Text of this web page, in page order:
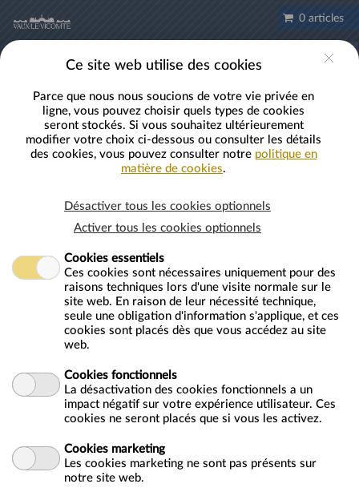
0 articles
Navette Melun-Vaux-le-Vicomte-Melun
Navette Melun-Vaux-le-Vicomte-Melun
Transport Aller/ Retour depuis la Gare de Melun jusqu'au château
. Ticket daté.
possiblesen semaine,
possiblesle weekend*
ALLER : Depuis la gare de Melun jusqu'à Vaux le Vicomte.
Départ de la gare de Melun : devant le café de la gare Avenue
Gallieni ->Arrivée : Vaux-le-Vicomte
10h55 ou 13h55
Horaires week-end* au choix :10h55 ou 11h55 ou 13h55
*et jour férié
Ce site web utilise des cookies
Parce que nous nous soucions de votre vie privée en
ligne, vous pouvez choisir quels types de cookies
seront stockés. Si vous souhaitez ultérieurement
modifier votre choix ci-dessous ou consulter les détails
des cookies, vous pouvez consulter notre politique en
matière de cookies.
Désactiver tous les cookies optionnels
Activer tous les cookies optionnels
Cookies essentiels
Ces cookies sont nécessaires uniquement pour des
raisons techniques lors d'une visite normale sur le
site web. En raison de leur nécessité technique,
seule une obligation d'information s'applique, et ces
cookies sont placés dès que vous accédez au site
web.
Cookies fonctionnels
La désactivation des cookies fonctionnels a un
impact négatif sur votre expérience utilisateur. Ces
cookies ne seront placés que si vous les activez.
Cookies marketing
Les cookies marketing ne sont pas présents sur
notre site web.